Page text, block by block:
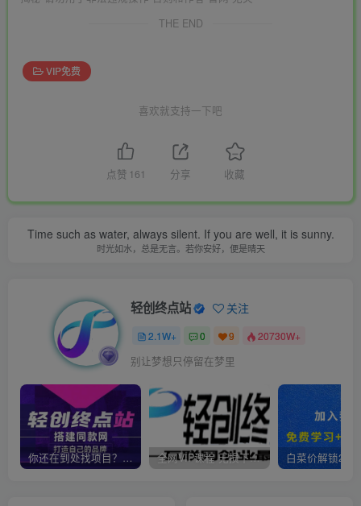
THE END
VIP免费
喜欢就支持一下吧
点赞 161 分享 收藏
Time such as water, always silent. If you are well, it is sunny.
时光如水，总是无言。若你安好，便是晴天
轻创终点站 关注
2.1W+ 0 9 20730W+
别让梦想只停留在梦里
你还在到处找项目？还在当韭菜？我靠卖项目一个月收入5万+，曾经我也是个失败者。 全网VIP课程 无损下载~